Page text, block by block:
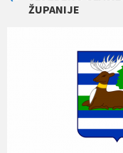
ŽUPANIJE